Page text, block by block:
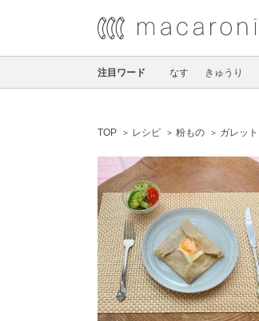
注目ワード なす きゅうり
TOP レシピ 粉もの ガレット